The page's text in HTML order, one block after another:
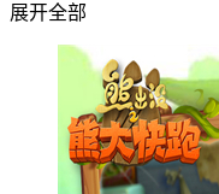
展开全部